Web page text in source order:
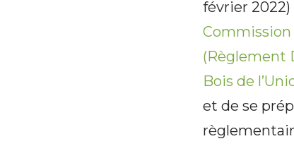
février 2022)
Commission
(Règlement
Bois de
et de se